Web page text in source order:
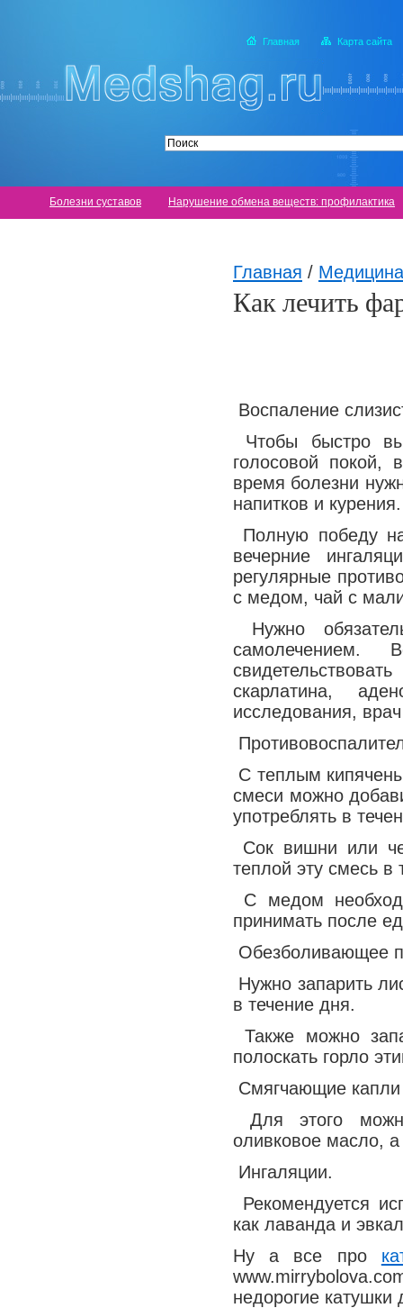
Главная Карта сайта
Болезни суставов Нарушение обмена веществ: профилактика
Главная /
Как лечить
Воспаление
Чтобы быстро
голосовой покой,
время болезни
напитков и курения.
Полную победу
вечерние
регулярные
с медом, чай с
Нужно
самолечением.
скарлатина,
исследования,
С теплым
смеси можно
употреблять в
Сок вишни или
теплой эту смесь в
С медом
принимать после
Обезболивающее
Нужно запарить
в течение дня.
Также можно
полоскать горло
Смягчающие
Для этого
оливковое масло,
Ингаляции.
Рекомендуется
как лаванда и
Ну а все про
недорогие